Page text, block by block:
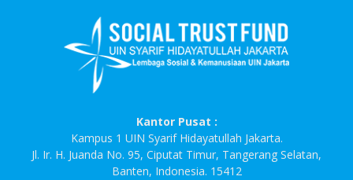
Kantor Pusat :
Kampus 1 UIN Syarif Hidayatullah Jakarta.
Jl. Ir. H. Juanda No. 95, Ciputat Timur, Tangerang Selatan,
Banten, Indonesia. 15412